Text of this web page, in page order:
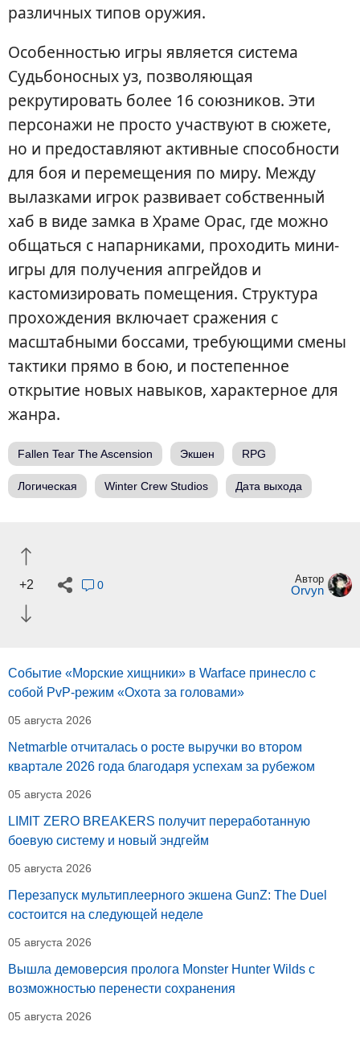
различных типов оружия.
Особенностью игры является система
Судьбоносных уз, позволяющая
рекрутировать более 16 союзников. Эти
персонажи не просто участвуют в сюжете,
но и предоставляют активные способности
для боя и перемещения по миру. Между
вылазками игрок развивает собственный
хаб в виде замка в Храме Орас, где можно
общаться с напарниками, проходить мини-
игры для получения апгрейдов и
кастомизировать помещения. Структура
прохождения включает сражения с
масштабными боссами, требующими смены
тактики прямо в бою, и постепенное
открытие новых навыков, характерное для
жанра.
Fallen Tear The Ascension Экшен RPG
Логическая Winter Crew Studios Дата выхода
+2 0 Автор
Orvyn
Событие «Морские хищники» в Warface принесло с
собой PvP-режим «Охота за головами»
05 августа 2026
Netmarble отчиталась о росте выручки во втором
квартале 2026 года благодаря успехам за рубежом
05 августа 2026
LIMIT ZERO BREAKERS получит переработанную
боевую систему и новый эндгейм
05 августа 2026
Перезапуск мультиплеерного экшена GunZ: The Duel
состоится на следующей неделе
05 августа 2026
Вышла демоверсия пролога Monster Hunter Wilds с
возможностью перенести сохранения
05 августа 2026